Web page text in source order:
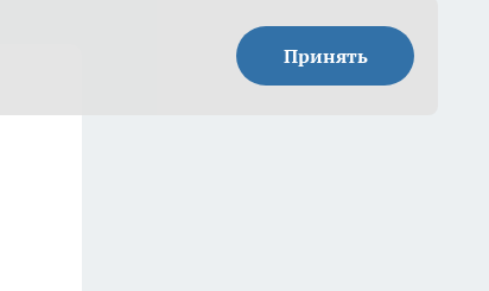
Принять